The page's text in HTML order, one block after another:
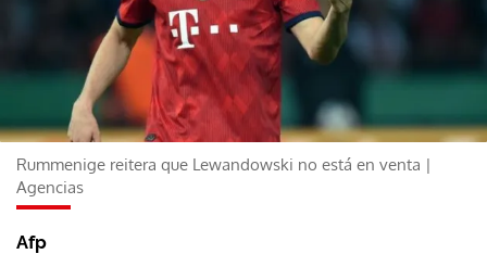
Rummenige reitera que Lewandowski no está en venta |
Agencias
Afp